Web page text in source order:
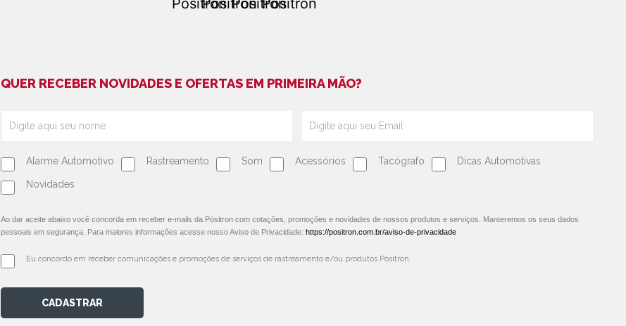
QUER RECEBER NOVIDADES E OFERTAS EM PRIMEIRA MÃO?
Alarme Automotivo Rastreamento Som Acessórios Tacógrafo Dicas Automotivas
Novidades
Ao dar aceite abaixo você concorda em receber e-mails da Pósitron com cotações, promoções e novidades de nossos produtos e serviços. Manteremos os seus dados
pessoais em segurança. Para maiores informações acesse nosso Aviso de Privacidade: https://positron.com.br/aviso-de-privacidade
Eu concordo em receber comunicações e promoções de serviços de rastreamento e/ou produtos Pósitron.
CADASTRAR